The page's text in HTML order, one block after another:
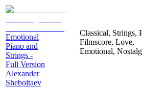
Emotional
Piano and
Strings -
Full Version
Alexander
Sheboltaev
Classical, Strings,
Filmscore, Love,
Emotional,